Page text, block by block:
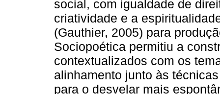
social, com igualdade de
criatividade e a
(Gauthier, 2005) para
Sociopoética permitiu a
contextualizados com os
alinhamento junto às
para o desvelar mais